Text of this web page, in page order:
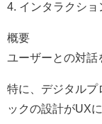
4. インタラクショ
概要
ユーザーとの対話
特に、デジタルプ
ックの設計がUX